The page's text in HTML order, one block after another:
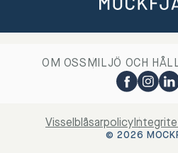
OM OSSMILJÖ OCH
© 2026
Visselblåsarpolicy